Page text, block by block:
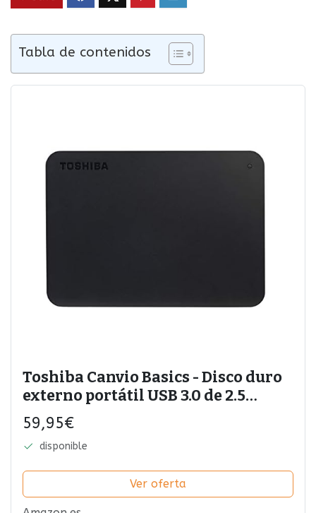
Tabla de contenidos
Toshiba Canvio Basics - Disco duro
externo portátil USB 3.0 de 2.5
pulgadas (1 TB) color negro
59,95€
disponible
Ver oferta